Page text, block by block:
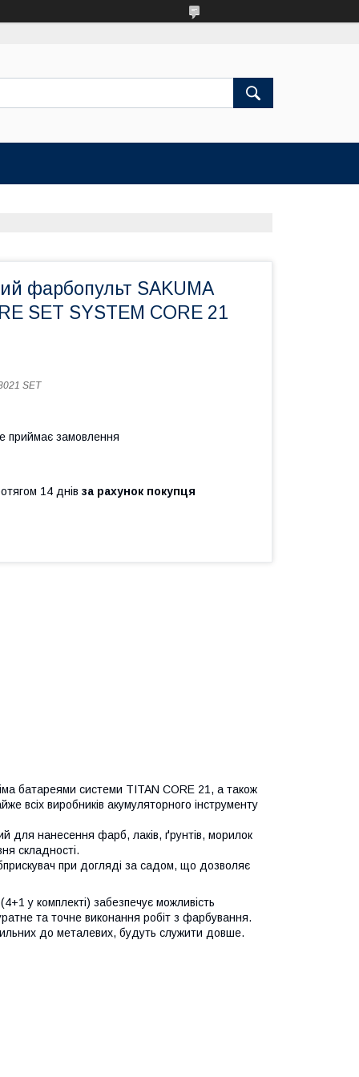
фарбопульт SAKUMA
SET SYSTEM CORE 21
SET
приймає замовлення
14 днів за рахунок покупця
батареями системи TITAN CORE 21, а також
всіх виробників акумуляторного інструменту
для нанесення фарб, лаків, ґрунтів, морилок
складності.
при догляді за садом, що дозволяє
у комплекті) забезпечує можливість
та точне виконання робіт з фарбування.
до металевих, будуть служити довше.